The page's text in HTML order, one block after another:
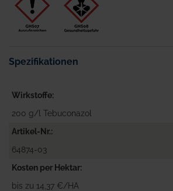
Spezifikationen
Wirkstoffe
200 g/l Tebuconazol
Artikel-Nr.
64874-03
Kosten per Hektar
bis zu 14,37 €/HA